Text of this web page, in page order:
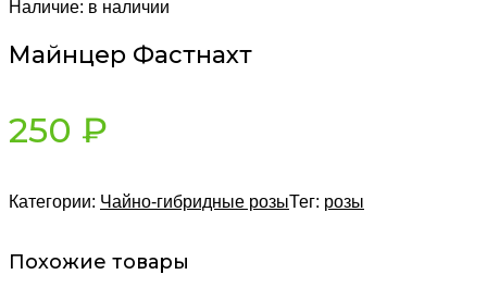
Наличие: в наличии
Майнцер Фастнахт
250 ₽
Категории: Чайно-гибридные розыТег: розы
Похожие товары